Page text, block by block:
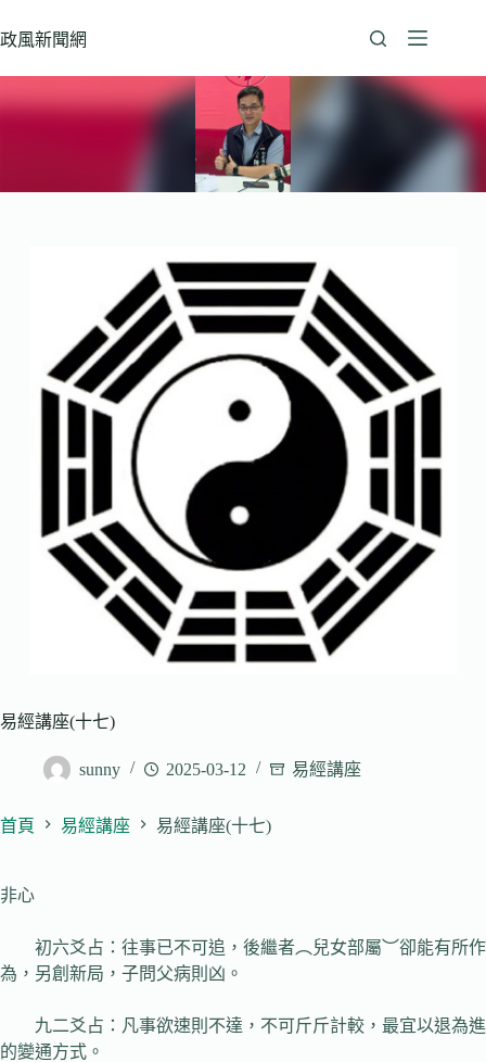
至
政風新聞網
易經講座(十七)
sunny 2025-03-12 易經講座
首頁 易經講座 易經講座(十七)
非心
初六爻占：往事已不可追，後繼者︵兒女部屬︶卻能有所作
為，另創新局，子問父病則凶。
九二爻占：凡事欲速則不達，不可斤斤計較，最宜以退為進
的變通方式。